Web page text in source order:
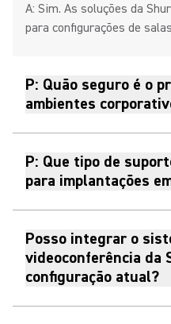
A: Sim. As soluções da
para configurações de
P: Quão seguro é o
ambientes
P: Que tipo de
para implantações
Posso integrar o
videoconferência da
configuração atual?